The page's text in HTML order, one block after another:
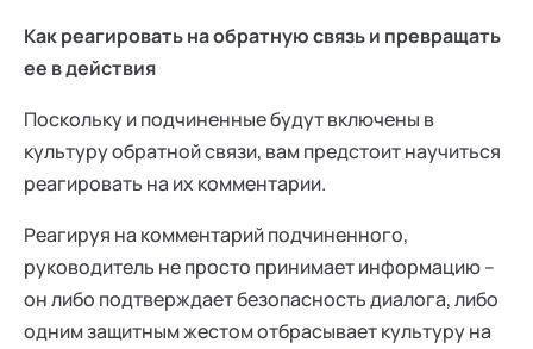
Как реагировать на обратную связь и превращать
ее в действия
Поскольку и подчиненные будут включены в
культуру обратной связи, вам предстоит научиться
реагировать на их комментарии.
Реагируя на комментарий подчиненного,
руководитель не просто принимает информацию –
он либо подтверждает безопасность диалога, либо
одним защитным жестом отбрасывает культуру на